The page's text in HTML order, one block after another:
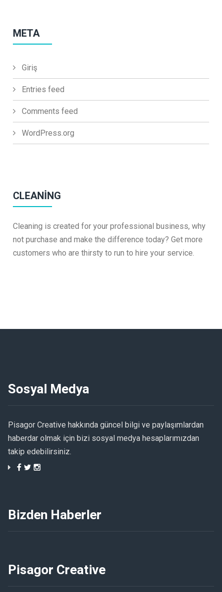
META
Giriş
Entries feed
Comments feed
WordPress.org
CLEANING
Cleaning is created for your professional business, why
not purchase and make the difference today? Get more
customers who are thirsty to run to hire your service.
Sosyal Medya
Pisagor Creative hakkında güncel bilgi ve paylaşımlardan
haberdar olmak için bizi sosyal medya hesaplarımızdan
takip edebilirsiniz.
Bizden Haberler
Pisagor Creative